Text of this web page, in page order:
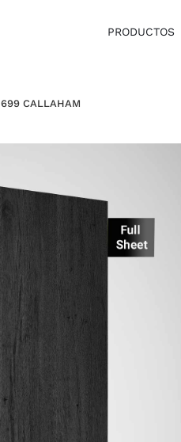
PRODUCTOS
699 CALLAHAM